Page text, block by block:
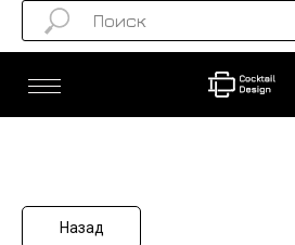
Назад